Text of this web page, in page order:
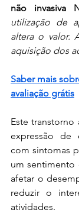
não invasiva
utilização de
altera o valor.
aquisição dos
Saber mais
avaliação grátis
Este
expressão de
com sintomas
um sentimento
afetar o
reduzir o
atividades.